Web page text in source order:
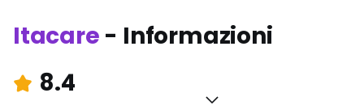
Itacare - Informazioni
8.4